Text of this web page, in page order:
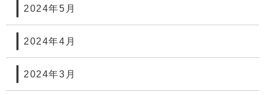
2024年5月
2024年4月
2024年3月